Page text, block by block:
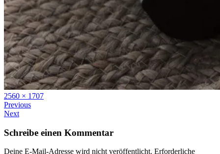
Full
size
2560 × 1707
Previous
Next
Schreibe einen Kommentar
Deine E-Mail-Adresse wird nicht veröffentlicht. Erforderliche